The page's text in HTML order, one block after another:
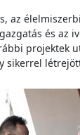
az
és az
projektek
sikerrel